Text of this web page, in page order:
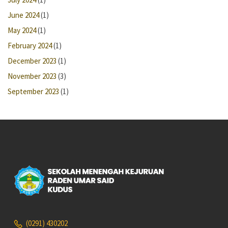
June 2024(1)
May 2024(1)
February 2024(1)
December 2023 (1)
November 2023 (3)
September 2023 (1)
(0291) 430202